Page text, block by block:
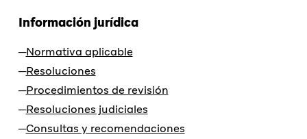
Información jurídica
Normativa aplicable
Resoluciones
Procedimientos de revisión
Resoluciones judiciales
Consultas y recomendaciones